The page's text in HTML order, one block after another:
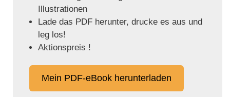
Illustrationen
Lade das PDF herunter, drucke es aus und
leg los!
Aktionspreis !
Mein PDF-eBook herunterladen